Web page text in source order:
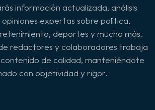
información actualizada, análisis
expertas sobre política,
deportes y mucho más.
redactores y colaboradores trabaja
de calidad, manteniéndote
con objetividad y rigor.